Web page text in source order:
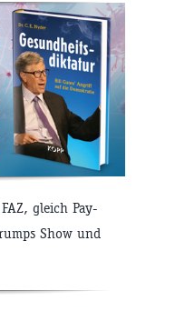
gleich Pay-
Show und